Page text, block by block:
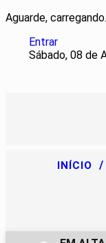
Aguarde,
Entrar
Sábado, 08 de
INÍCIO /